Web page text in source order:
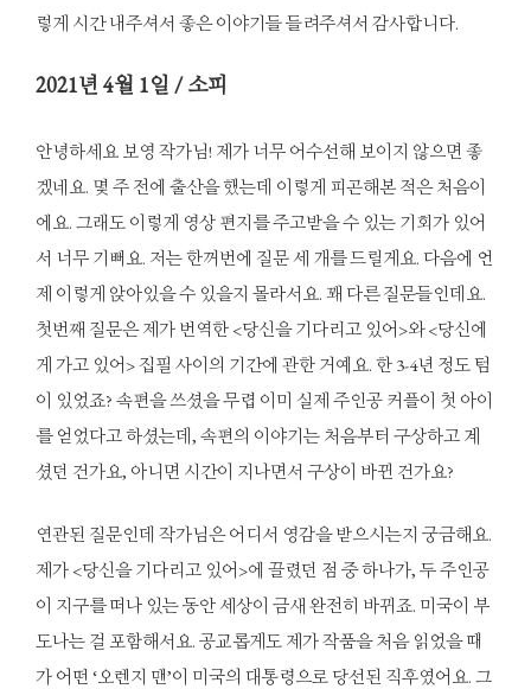
렇게 시간 내주셔서 좋은 이야기들 들려주셔서 감사합니다.
2021년 4월 1일 / 소피
안녕하세요 보영 작가님! 제가 너무 어수선해 보이지 않으면 좋
겠네요. 몇 주 전에 출산을 했는데 이렇게 피곤해본 적은 처음이
에요. 그래도 이렇게 영상 편지를 주고받을 수 있는 기회가 있어
서 너무 기뻐요. 저는 한꺼번에 질문 세 개를 드릴게요. 다음에 언
제 이렇게 앉아있을 수 있을지 몰라서요. 꽤 다른 질문들인데요.
첫번째 질문은 제가 번역한 <당신을 기다리고 있어>와 <당신에
게 가고 있어> 집필 사이의 기간에 관한 거예요. 한 3-4년 정도 텀
이 있었죠? 속편을 쓰셨을 무렵 이미 실제 주인공 커플이 첫 아이
를 얻었다고 하셨는데, 속편의 이야기는 처음부터 구상하고 계
셨던 건가요, 아니면 시간이 지나면서 구상이 바뀐 건가요?
연관된 질문인데 작가님은 어디서 영감을 받으시는지 궁금해요.
제가 <당신을 기다리고 있어>에 끌렸던 점 중 하나가, 두 주인공
이 지구를 떠나 있는 동안 세상이 금새 완전히 바뀌죠. 미국이 부
도나는 걸 포함해서요. 공교롭게도 제가 작품을 처음 읽었을 때
가 어떤 ‘오렌지 맨’이 미국의 대통령으로 당선된 직후였어요. 그